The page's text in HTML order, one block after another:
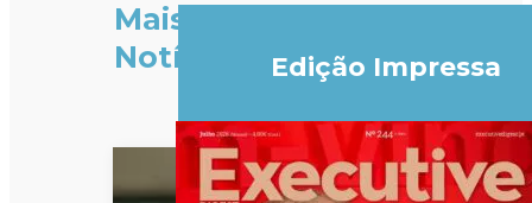
Mais
Notícias
Edição Impressa